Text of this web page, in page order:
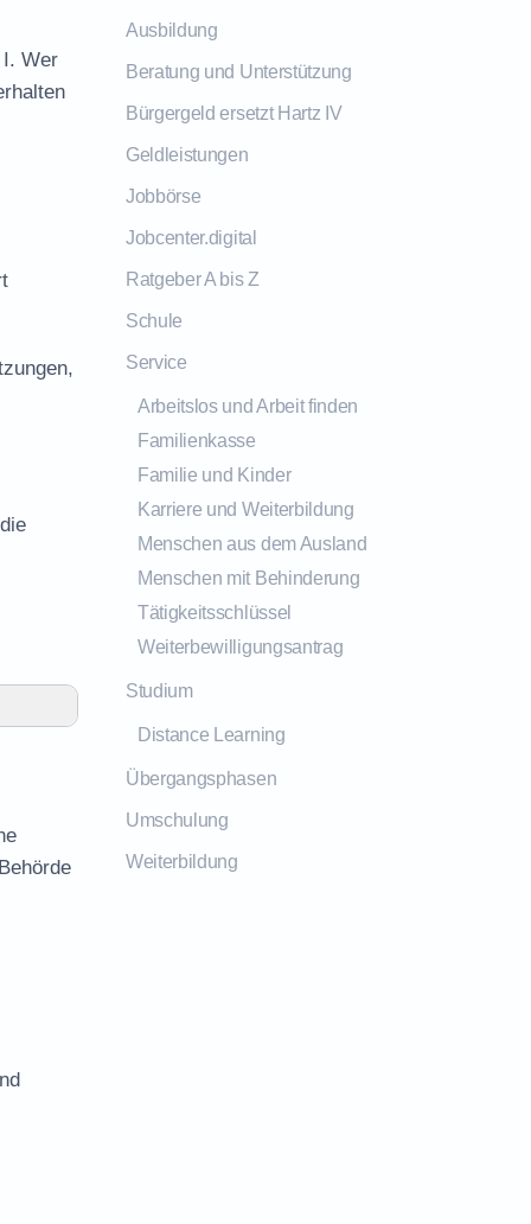
Wer
Ausbildung
Beratung und Unterstützung
Bürgergeld ersetzt Hartz IV
Geldleistungen
Jobbörse
Jobcenter.digital
Ratgeber A bis Z
Schule
Service
Arbeitslos und Arbeit finden
Familienkasse
Familie und Kinder
Karriere und Weiterbildung
Menschen aus dem Ausland
Menschen mit Behinderung
Tätigkeitsschlüssel
Weiterbewilligungsantrag
Studium
Distance Learning
Übergangsphasen
Umschulung
Weiterbildung